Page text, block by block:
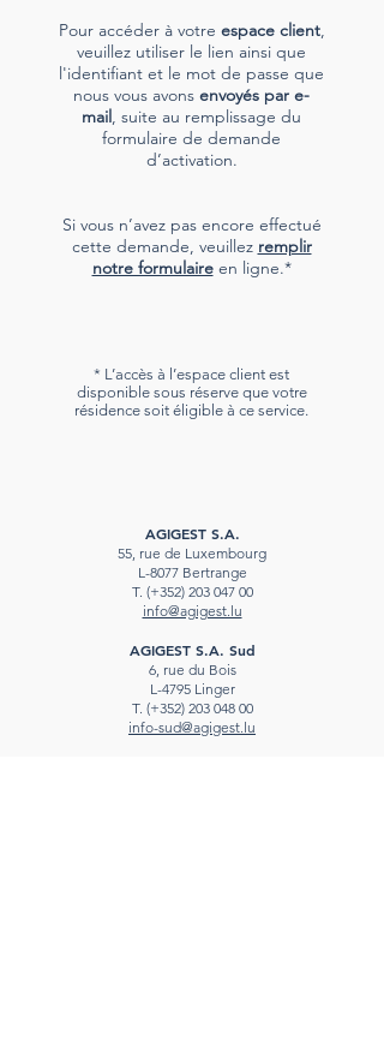
Pour accéder à votre espace client,
veuillez utiliser le lien ainsi que
l'identifiant et le mot de passe que
nous vous avons envoyés par e-
mail, suite au remplissage du
formulaire de demande
d’activation.
Si vous n’avez pas encore effectué
cette demande, veuillez remplir
notre formulaireen ligne.*
* L’accès à l’espace client est
disponible sous réserve que votre
résidence soit éligible à ce service.
AGIGEST S.A.
55, rue de Luxembourg
L-8077 Bertrange
T. (+352) 203 047 00
info@agigest.lu
AGIGEST S.A. Sud
6, rue du Bois
L-4795 Linger
T. (+352) 203 048 00
info-sud@agigest.lu